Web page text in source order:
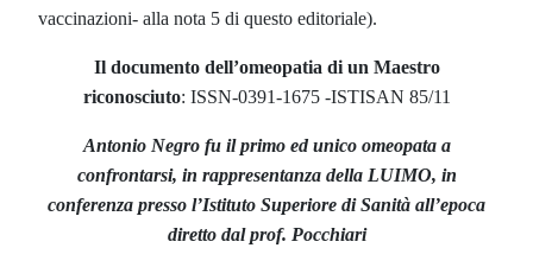
vaccinazioni- alla nota 5 di questo editoriale).
Il documento dell’omeopatia di un Maestro
riconosciuto: ISSN-0391-1675 -ISTISAN 85/11
Antonio Negro fu il primo ed unico omeopata a
confrontarsi, in rappresentanza della LUIMO, in
conferenza presso l’Istituto Superiore di Sanità all’epoca
diretto dal prof. Pocchiari